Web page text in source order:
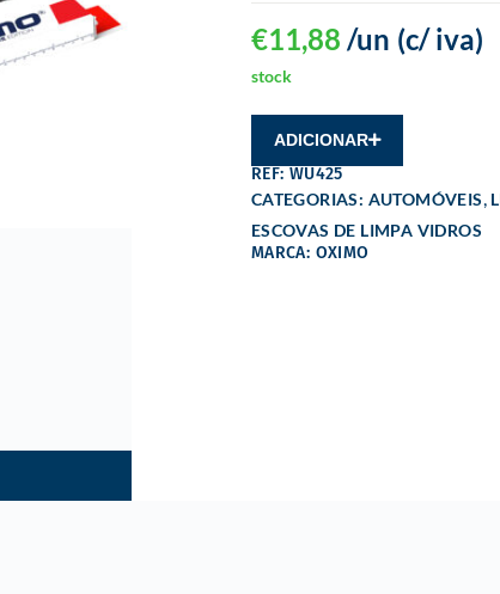
€11,88 (c/ iva)
/un
stock
ADICIONAR
REF: WU425
CATEGORIAS: AUTOMÓVEIS,
ESCOVAS DE LIMPA VIDROS
MARCA: OXIMO